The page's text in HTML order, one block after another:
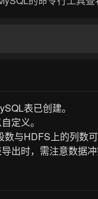
表已创建。
定义。
与HDFS上的列数可
出时，需注意数据冲